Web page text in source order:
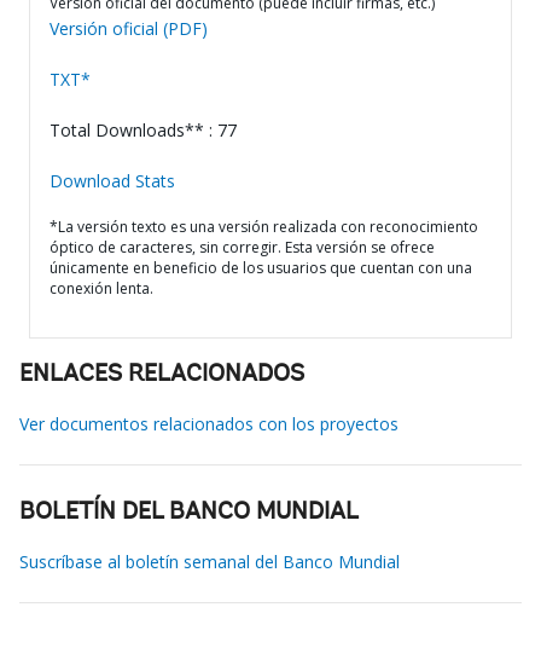
Versión oficial (PDF)
TXT*
Total Downloads** : 77
Download Stats
*La versión texto es una versión realizada con reconocimiento
óptico de caracteres, sin corregir. Esta versión se ofrece
únicamente en beneficio de los usuarios que cuentan con una
conexión lenta.
ENLACES RELACIONADOS
Ver documentos relacionados con los proyectos
BOLETÍN DEL BANCO MUNDIAL
Suscríbase al boletín semanal del Banco Mundial